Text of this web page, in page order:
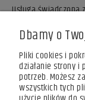
Usługa
Dbamy o
Pliki cookies i
działanie strony i
potrzeb. Możesz
wszystkich tych